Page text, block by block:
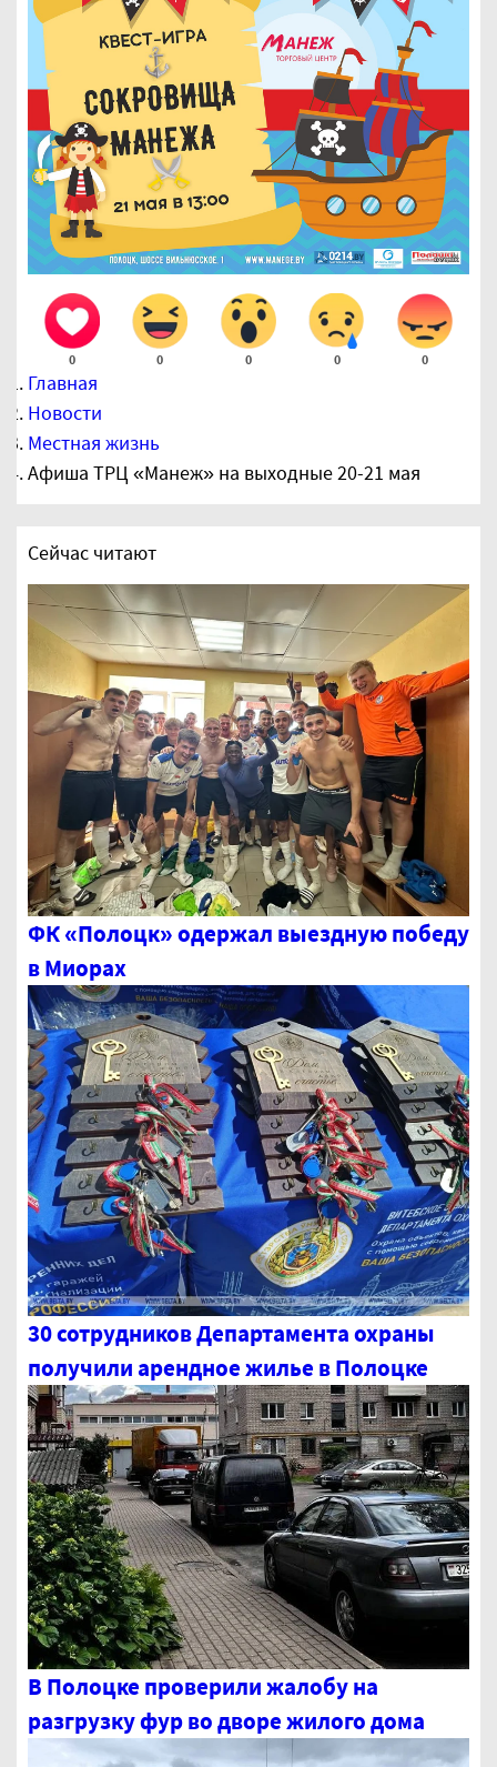
0 0 0 0 0
Главная
Новости
Местная жизнь
Афиша ТРЦ «Манеж» на выходные 20-21 мая
Сейчас читают
ФК «Полоцк» одержал выездную победу
в Миорах
30 сотрудников Департамента охраны
получили арендное жилье в Полоцке
В Полоцке проверили жалобу на
разгрузку фур во дворе жилого дома